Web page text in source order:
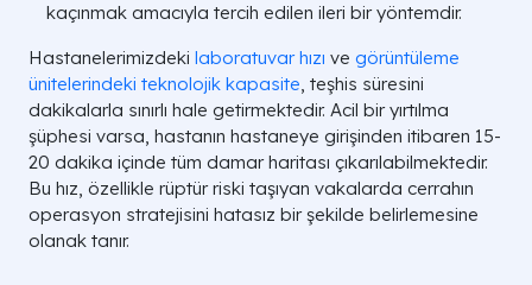
kaçınmak amacıyla tercih edilen ileri bir yöntemdir.
Hastanelerimizdeki laboratuvar hızı ve görüntüleme
ünitelerindeki teknolojik kapasite, teşhis süresini
dakikalarla sınırlı hale getirmektedir. Acil bir yırtılma
şüphesi varsa, hastanın hastaneye girişinden itibaren 15-
20 dakika içinde tüm damar haritası çıkarılabilmektedir.
Bu hız, özellikle rüptür riski taşıyan vakalarda cerrahın
operasyon stratejisini hatasız bir şekilde belirlemesine
olanak tanır.